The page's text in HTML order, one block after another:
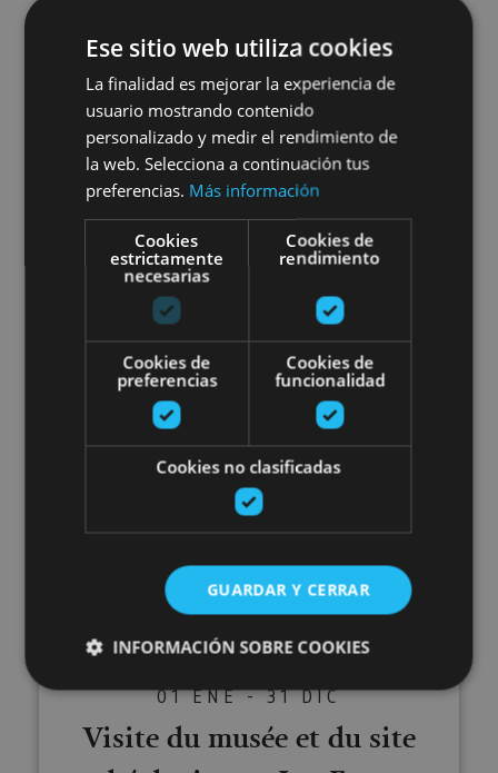
Visite des caves à vins Bodegas
01 ENE - 31 DIC
Visite des caves à vins
Bodegas Ochoa
Visite du musée et du site
01 ENE - 31 DIC
Visite du musée et du site
Ese sitio web utiliza cookies
La finalidad es mejorar la experiencia de
usuario mostrando contenido
personalizado y medir el rendimiento de
la web. Selecciona a continuación tus
preferencias. Más información
Cookies
estrictamente
necesarias
Cookies de
rendimiento
Cookies de
preferencias
Cookies de
funcionalidad
Cookies no clasificadas
GUARDAR Y CERRAR
INFORMACIÓN SOBRE COOKIES
Cookies estrictamente necesarias
Cookies de rendimiento